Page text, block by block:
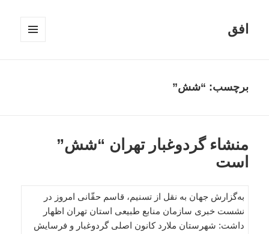
افق
برچسب: “شش”
منشاء گردوغبار تهران “شش”
است
به‌گزارش جهان به نقل از تسنیم، قاسم حقّانی امروز در
نشست خبری سازمان منابع طبیعی استان تهران اظهار
داشت: شهرستان ملارد کانون اصلی گردوغبار و فرسایش